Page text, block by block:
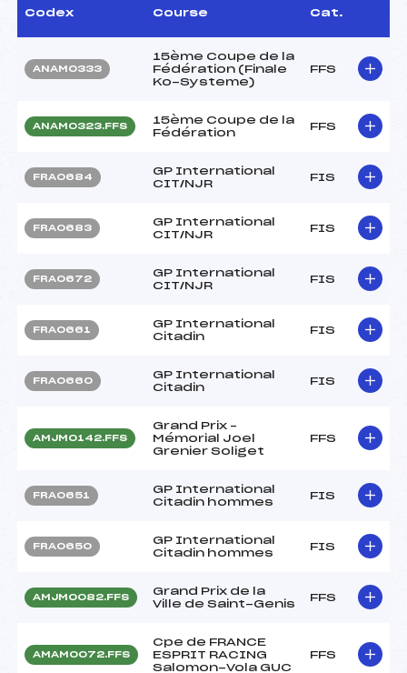
Codex Course Cat.
ANAM0333
15ème Coupe de la
Fédération (Finale
Ko-Systeme)
FFS
ANAM0323.FFS
15ème Coupe de la
Fédération
FFS
FRA0684
GP International
CIT/NJR
FIS
FRA0683
GP International
CIT/NJR
FIS
FRA0672
GP International
CIT/NJR
FIS
FRA0661
GP International
Citadin
FIS
FRA0660
GP International
Citadin
FIS
AMJM0142.FFS
Grand Prix –
Mémorial Joel
Grenier Soliget
FFS
FRA0651
GP International
Citadin hommes
FIS
FRA0650
GP International
Citadin hommes
FIS
AMJM0082.FFS
Grand Prix de la
Ville de Saint-Genis
FFS
AMAM0072.FFS
Cpe de FRANCE
ESPRIT RACING
Salomon-Vola GUC
FFS